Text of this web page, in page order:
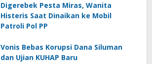
Digerebek Pesta Miras, Wanita
Histeris Saat Dinaikan ke Mobil
Patroli Pol PP
Vonis Bebas Korupsi Dana Siluman
dan Ujian KUHAP Baru